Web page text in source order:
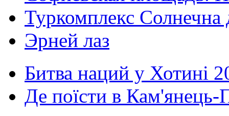
Туркомплекс Солнечна
Эрней лаз
Битва наций у Хотині
Де поїсти в Кам'янець-